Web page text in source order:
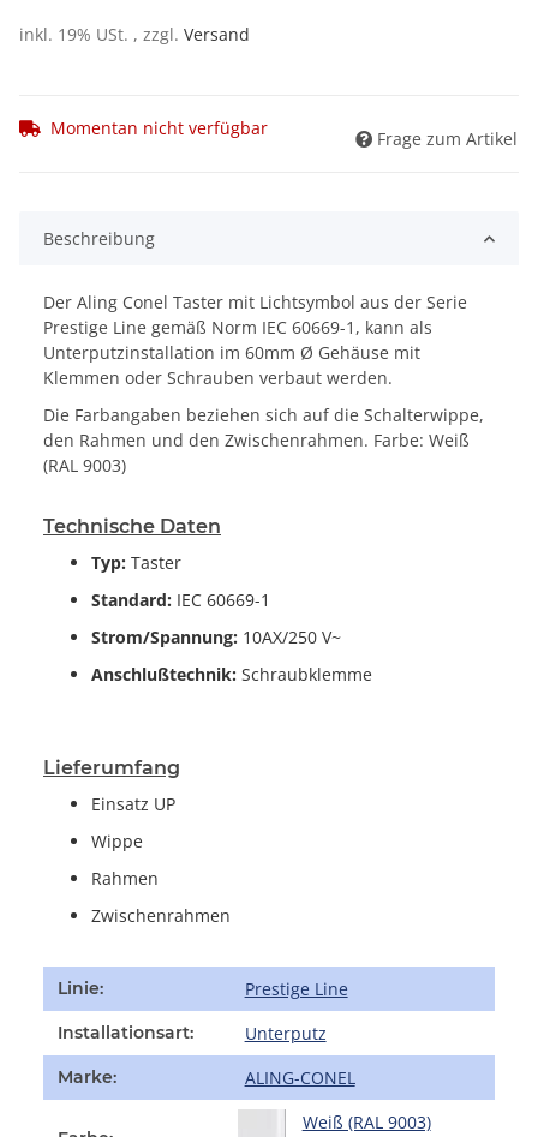
inkl. 19% USt. , zzgl. Versand
Momentan nicht verfügbar Frage zum Artikel
Beschreibung
Der Aling Conel Taster mit Lichtsymbol aus der Serie
Prestige Line gemäß Norm IEC 60669-1, kann als
Unterputzinstallation im 60mm Ø Gehäuse mit
Klemmen oder Schrauben verbaut werden.
Die Farbangaben beziehen sich auf die Schalterwippe,
den Rahmen und den Zwischenrahmen. Farbe: Weiß
(RAL 9003)
Technische Daten
Typ: Taster
Standard: IEC 60669-1
Strom/Spannung: 10AX/250 V~
Anschlußtechnik: Schraubklemme
Lieferumfang
Einsatz UP
Wippe
Rahmen
Zwischenrahmen
Produkteigenschaft
Wert
Linie: Prestige Line
Installationsart: Unterputz
Marke: ALING-CONEL
Weiß (RAL 9003)